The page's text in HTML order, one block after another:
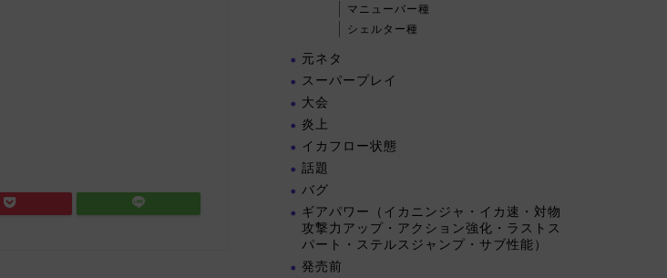
マニューバー種
シェルター種
元ネタ
スーパープレイ
大会
炎上
イカフロー状態
話題
バグ
ギアパワー（イカニンジャ・イカ速・対物
攻撃力アップ・アクション強化・ラストス
パート・ステルスジャンプ・サブ性能）
発売前